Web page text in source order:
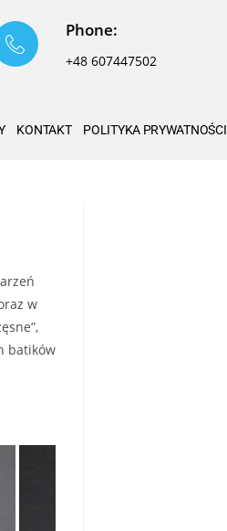
Phone:
+48 607447502
KONTAKT POLITYKA PRYWATNOŚCI
w
batików